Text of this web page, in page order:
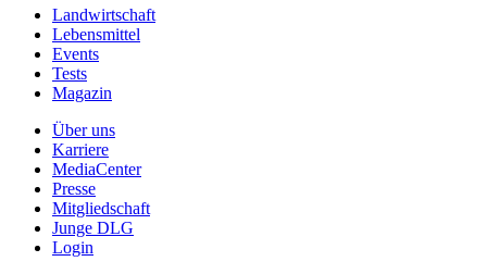
Landwirtschaft
Lebensmittel
Events
Tests
Magazin
Über uns
Karriere
MediaCenter
Presse
Mitgliedschaft
Junge DLG
Login